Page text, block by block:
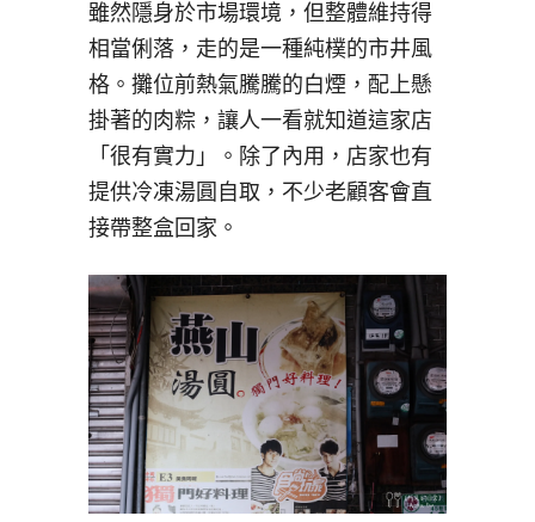
雖然隱身於市場環境，但整體維持得
相當俐落，走的是一種純樸的市井風
格。攤位前熱氣騰騰的白煙，配上懸
掛著的肉粽，讓人一看就知道這家店
「很有實力」。除了內用，店家也有
提供冷凍湯圓自取，不少老顧客會直
接帶整盒回家。